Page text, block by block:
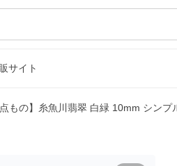
サイト
もの】糸魚川翡翠 白緑 10mm シンプ